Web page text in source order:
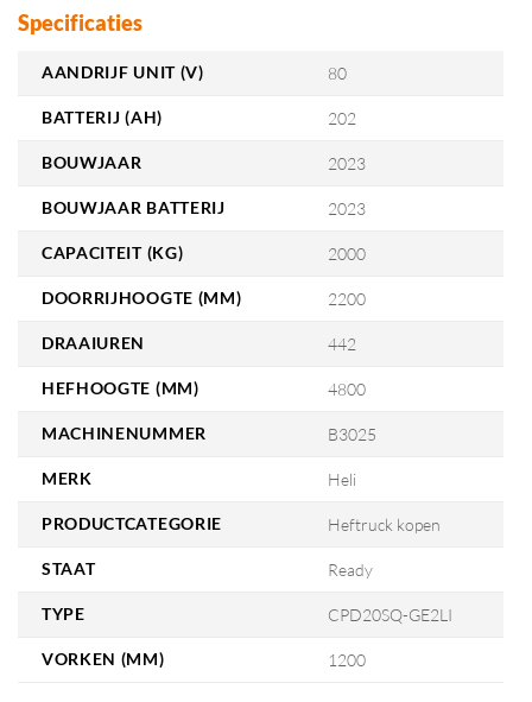
Specificaties
AANDRIJF UNIT (V) 80
BATTERIJ (AH) 202
BOUWJAAR 2023
BOUWJAAR BATTERIJ 2023
CAPACITEIT (KG) 2000
DOORRIJHOOGTE (MM) 2200
DRAAIUREN 442
HEFHOOGTE (MM) 4800
MACHINENUMMER B3025
MERK Heli
PRODUCTCATEGORIE Heftruck kopen
STAAT Ready
TYPE CPD20SQ-GE2LI
VORKEN (MM) 1200